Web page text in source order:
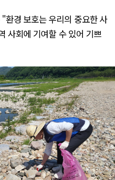
환경 보호는 우리의 중요한 사
사회에 기여할 수 있어 기쁘